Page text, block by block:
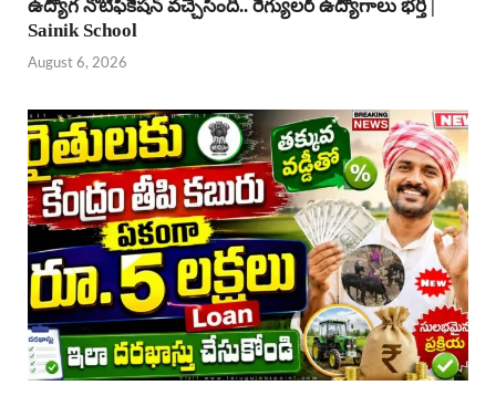
ఉద్యోగ నోటిఫికేషన్ వచ్చేసింది.. రెగ్యులర్ ఉద్యోగాలు భర్తీ |
Sainik School
August 6, 2026